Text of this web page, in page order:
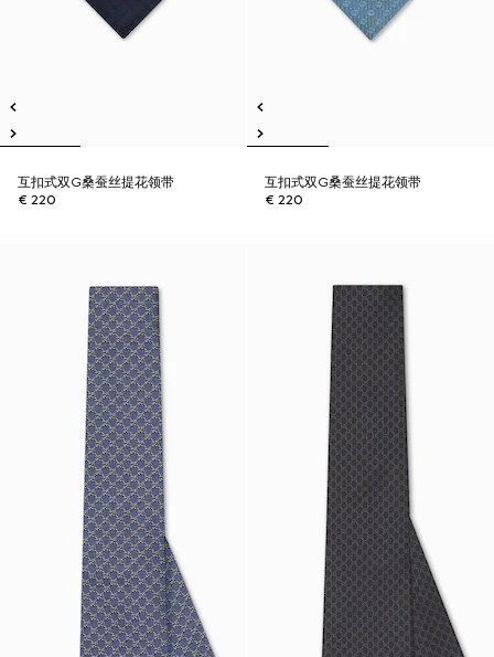
互扣式双G桑蚕丝提花领带
€ 220
互扣式双G桑蚕丝提花领带
€ 220